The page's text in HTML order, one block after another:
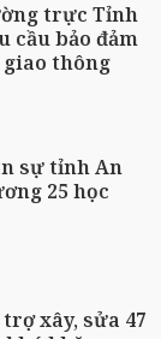
trực Tỉnh
cầu bảo đảm
thông
sự tỉnh An
25 học
xây, sửa 47